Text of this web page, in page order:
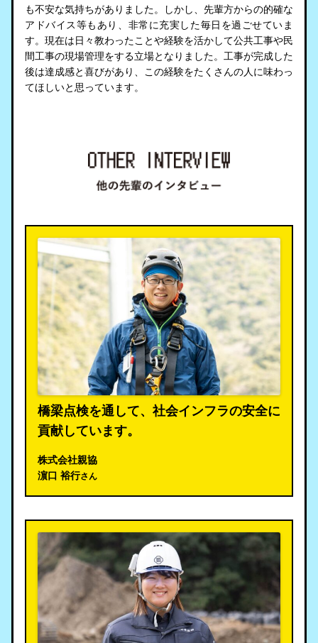
も不安な気持ちがありました。しかし、先輩方からの的確な
アドバイス等もあり、非常に充実した毎日を過ごせていま
す。現在は日々教わったことや経験を活かして公共工事や民
間工事の現場管理をする立場となりました。工事が完成した
後は達成感と喜びがあり、この経験をたくさんの人に味わっ
てほしいと思っています。
橋梁点検を通して、社会インフラの安全に
貢献しています。
株式会社親協
濵口 裕行さん